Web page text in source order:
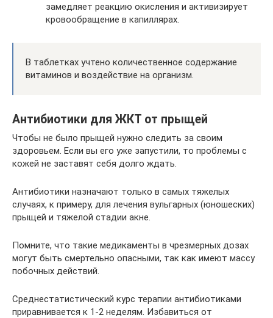
замедляет реакцию окисления и активизирует
кровообращение в капиллярах.
В таблетках учтено количественное содержание
витаминов и воздействие на организм.
Антибиотики для ЖКТ от прыщей
Чтобы не было прыщей нужно следить за своим
здоровьем. Если вы его уже запустили, то проблемы с
кожей не заставят себя долго ждать.
Антибиотики назначают только в самых тяжелых
случаях, к примеру, для лечения вульгарных (юношеских)
прыщей и тяжелой стадии акне.
Помните, что такие медикаменты в чрезмерных дозах
могут быть смертельно опасными, так как имеют массу
побочных действий.
Среднестатистический курс терапии антибиотиками
приравнивается к 1-2 неделям. Избавиться от